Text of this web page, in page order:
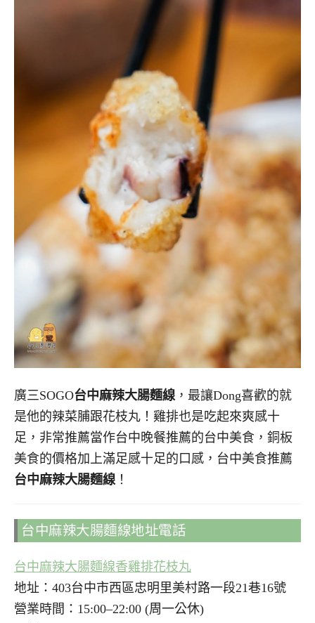
廣三SOGO台中麻辣大腸麵線 ，最讓Dong喜歡的就
是他的辣菜脯跟花枝丸！雞排也是吃起來爽感十
足，非常推薦當作台中晚餐推薦的台中美食，銅板
美食的價格加上滿足感十足的口感，台中美食推薦
台中麻辣大腸麵線 ！
台中麻辣大腸麵線地址電話
台中麻辣大腸麵線香雞排花枝丸
地址：403台中市西區忠明里美村路一段21巷16號
營業時間：15:00–22:00 (周一公休)